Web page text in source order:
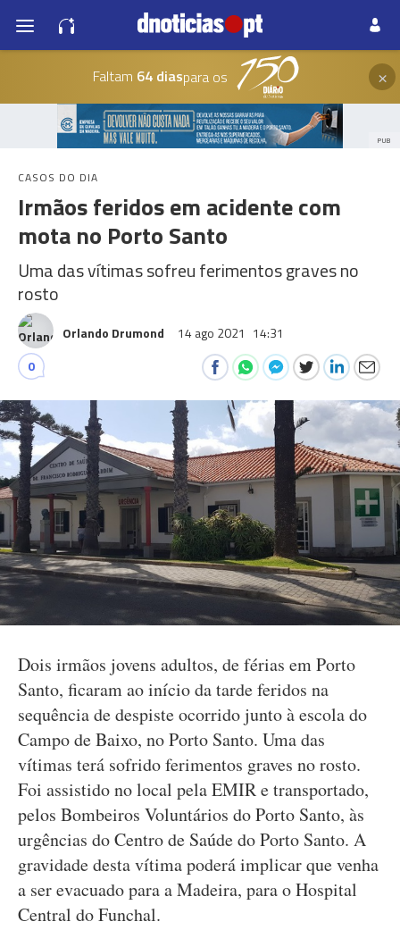
Faltam 64 diaspara os ×
PUB
CASOS DO DIA
Irmãos feridos em acidente com
mota no Porto Santo
Uma das vítimas sofreu ferimentos graves no
rosto
Orlando Drumond 14 ago 2021 14:31
0
Dois irmãos jovens adultos, de férias em Porto
Santo, ficaram ao início da tarde feridos na
sequência de despiste ocorrido junto à escola do
Campo de Baixo, no Porto Santo. Uma das
vítimas terá sofrido ferimentos graves no rosto.
Foi assistido no local pela EMIR e transportado,
pelos Bombeiros Voluntários do Porto Santo, às
urgências do Centro de Saúde do Porto Santo. A
gravidade desta vítima poderá implicar que venha
a ser evacuado para a Madeira, para o Hospital
Central do Funchal.